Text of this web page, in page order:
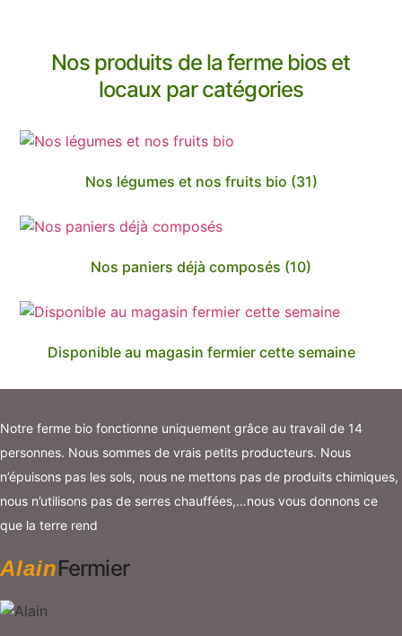
Nos produits de la ferme bios et
locaux par catégories
Nos légumes et nos fruits bio (31)
Nos paniers déjà composés (10)
Disponible au magasin fermier cette semaine
Notre ferme bio fonctionne uniquement grâce au travail de 14
personnes. Nous sommes de vrais petits producteurs. Nous
n’épuisons pas les sols, nous ne mettons pas de produits chimiques,
nous n’utilisons pas de serres chauffées,…nous vous donnons ce
que la terre rend
AlainFermier